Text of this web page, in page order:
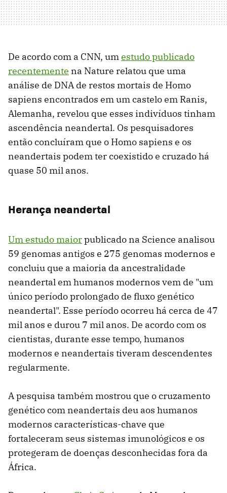
De acordo com a CNN, umestudo publicado
recentemente na Nature relatou que uma
análise de DNA de restos mortais de Homo
sapiens encontrados em um castelo em Ranis,
Alemanha, revelou que esses indivíduos tinham
ascendência neandertal. Os pesquisadores
então concluíram que o Homo sapiens e os
neandertais podem ter coexistido e cruzado há
quase 50 mil anos.
Herança neandertal
Um estudo maiorpublicado na Science analisou
59 genomas antigos e 275 genomas modernos e
concluiu que a maioria da ancestralidade
neandertal em humanos modernos vem de "um
único período prolongado de fluxo genético
neandertal". Esse período ocorreu há cerca de 47
mil anos e durou 7 mil anos. De acordo com os
cientistas, durante esse tempo, humanos
modernos e neandertais tiveram descendentes
regularmente.
A pesquisa também mostrou que o cruzamento
genético com neandertais deu aos humanos
modernos características-chave que
fortaleceram seus sistemas imunológicos e os
protegeram de doenças desconhecidas fora da
África.